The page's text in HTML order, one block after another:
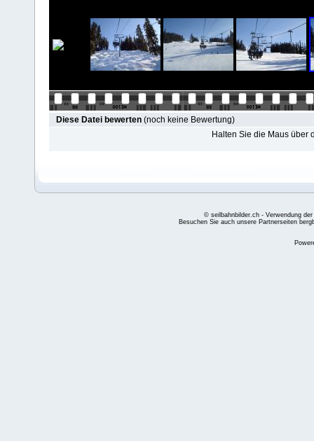
Diese Datei bewerten (noch keine Bewertung)
Halten Sie die Maus über
© seilbahnbilder.ch - Verwendung
Besuchen Sie auch unsere Partnerseiten